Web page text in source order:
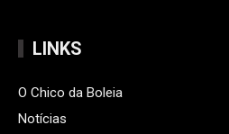
LINKS
O Chico da Boleia
Notícias